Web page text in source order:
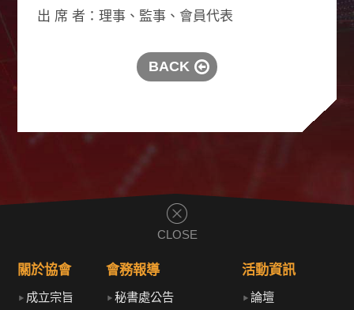
出 席 者：理事、監事、會員代表
BACK
CLOSE
關於協會
成立宗旨
會務報導
秘書處公告
活動資訊
論壇